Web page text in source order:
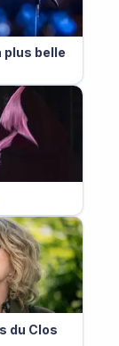
plus belle
du Clos